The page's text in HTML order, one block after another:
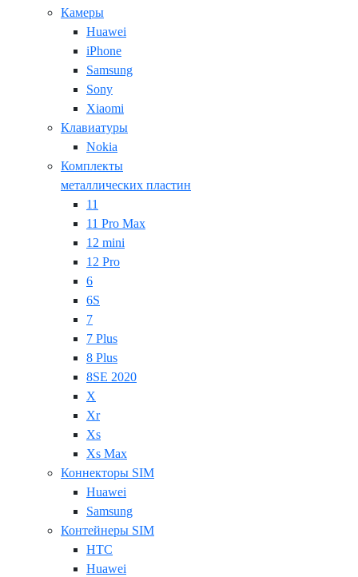
Камеры
Huawei
iPhone
Samsung
Sony
Xiaomi
Клавиатуры
Nokia
Комплекты
металлических пластин
11
11 Pro Max
12 mini
12 Pro
6
6S
7
7 Plus
8 Plus
8SE 2020
X
Xr
Xs
Xs Max
Коннекторы SIM
Huawei
Samsung
Контейнеры SIM
HTC
Huawei